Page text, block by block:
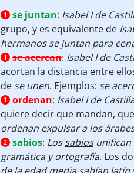
1 se juntan: Isabel I de
grupo, y es equivalente de
hermanos se juntan para
1 se acercan: Isabel I de
acortan la distancia entre
de se unen. Ejemplos: se
1 ordenan: Isabel I de
quiere decir que mandan,
ordenan expulsar a los
2 sabios: Lossabiosunifican
gramática y ortografía. Los